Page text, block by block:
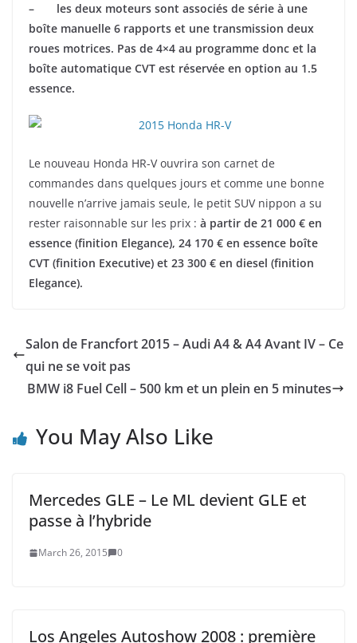
– les deux moteurs sont associés de série à une
boîte manuelle 6 rapports et une transmission deux
roues motrices. Pas de 4×4 au programme donc et la
boîte automatique CVT est réservée en option au 1.5
essence.
Le nouveau Honda HR-V ouvrira son carnet de
commandes dans quelques jours et comme une bonne
nouvelle n’arrive jamais seule, le petit SUV nippon a su
rester raisonnable sur les prix : à partir de 21 000 € en
essence (finition Elegance), 24 170 € en essence boîte
CVT (finition Executive) et 23 300 € en diesel (finition
Elegance).
Salon de Francfort 2015 – Audi A4 & A4 Avant IV – Ce
qui ne se voit pas
BMW i8 Fuel Cell – 500 km et un plein en 5 minutes
You May Also Like
Mercedes GLE – Le ML devient GLE et
passe à l’hybride
March 26, 2015 0
Los Angeles Autoshow 2008 : première